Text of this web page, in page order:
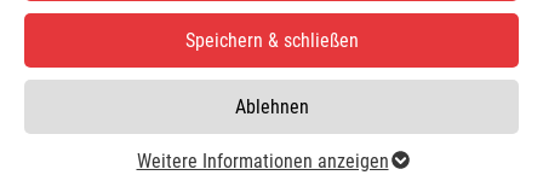
Speichern & schließen
Ablehnen
Weitere Informationen anzeigen
NEUAUFLAGE DER SILBERTOUR